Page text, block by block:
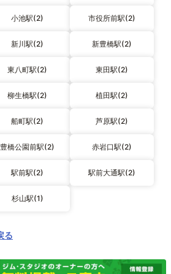
小池駅(2) 市役所前駅(2)
新川駅(2) 新豊橋駅(2)
東八町駅(2) 東田駅(2)
柳生橋駅(2) 植田駅(2)
船町駅(2) 芦原駅(2)
豊橋公園前駅(2) 赤岩口駅(2)
駅前駅(2) 駅前大通駅(2)
杉山駅(1)
る